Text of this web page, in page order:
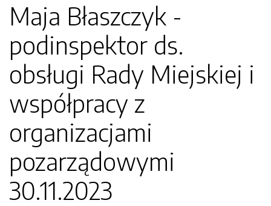
Maja Błaszczyk -
podinspektor ds.
obsługi Rady Miejskiej i
współpracy z
organizacjami
pozarządowymi
30.11.2023